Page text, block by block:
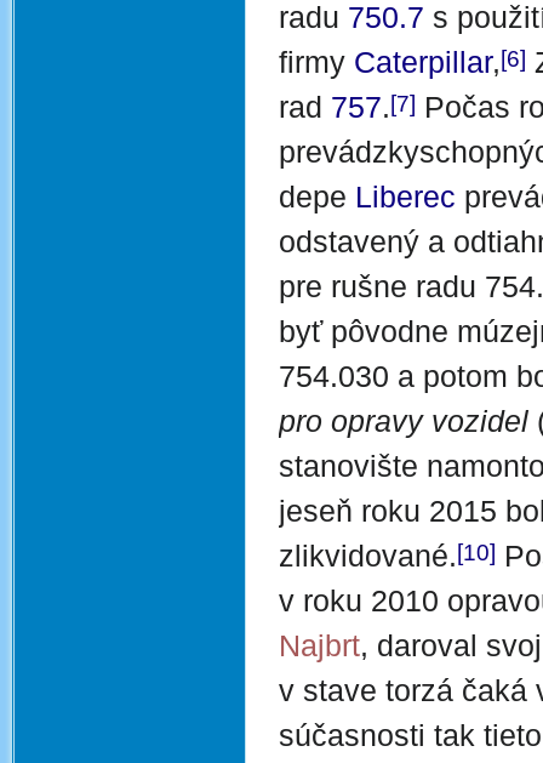
radu 750.7 s
firmy Caterpillar,[6]
rad 757.[7] Počas
depe Liberec
odstavený a
pre rušne radu 754.
byť pôvodne
754.030 a potom
pro opravy vozidel
stanovište
jeseň roku 2015
zlikvidované.[10]
v roku 2010
Najbrt, daroval
v stave torzá čaká
súčasnosti tak